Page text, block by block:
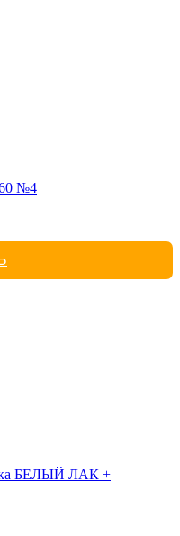
№4
БЕЛЫЙ ЛАК +